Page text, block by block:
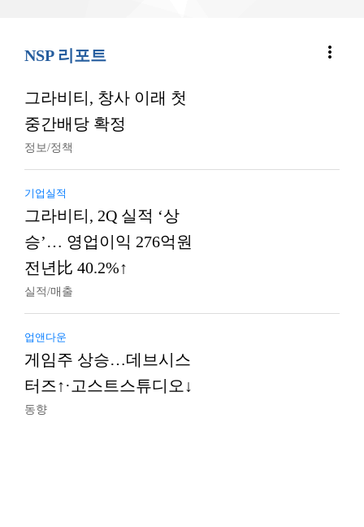
NSP 리포트 more_vert
그라비티, 창사 이래 첫
중간배당 확정
정보/정책
기업실적
그라비티, 2Q 실적 ‘상
승’… 영업이익 276억원
전년比 40.2%↑
실적/매출
업앤다운
게임주 상승…데브시스
터즈↑·고스트스튜디오↓
동향